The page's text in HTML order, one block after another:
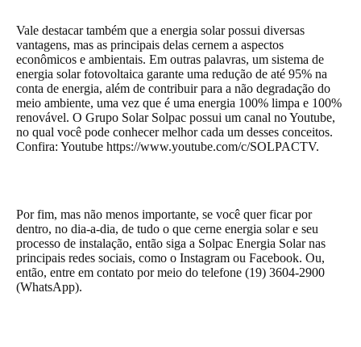
Vale destacar também que a energia solar possui diversas
vantagens, mas as principais delas cernem a aspectos
econômicos e ambientais. Em outras palavras, um sistema de
energia solar fotovoltaica garante uma redução de até 95% na
conta de energia, além de contribuir para a não degradação do
meio ambiente, uma vez que é uma energia 100% limpa e 100%
renovável. O Grupo Solar Solpac possui um canal no Youtube,
no qual você pode conhecer melhor cada um desses conceitos.
Confira: Youtube https://www.youtube.com/c/SOLPACTV.
Por fim, mas não menos importante, se você quer ficar por
dentro, no dia-a-dia, de tudo o que cerne energia solar e seu
processo de instalação, então siga a Solpac Energia Solar nas
principais redes sociais, como o Instagram ou Facebook. Ou,
então, entre em contato por meio do telefone (19) 3604-2900
(WhatsApp).